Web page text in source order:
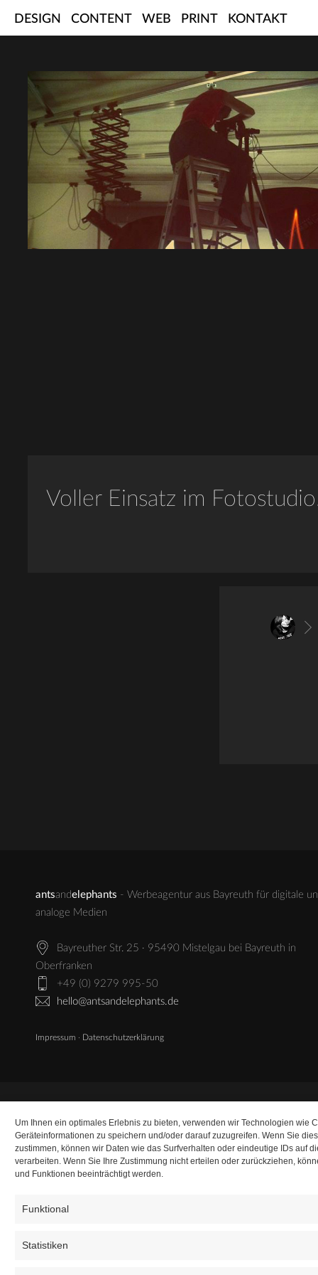
Um Ihnen ein optimales Erlebnis zu bieten, verwenden wir Technologien wie
Geräteinformationen zu speichern und/oder darauf zuzugreifen. Wenn Sie
zustimmen, können wir Daten wie das Surfverhalten oder eindeutige IDs auf
verarbeiten. Wenn Sie Ihre Zustimmung nicht erteilen oder zurückziehen,
und Funktionen beeinträchtigt werden.
Funktional
Statistiken
DESIGN CONTENT WEB PRINT KONTAKT
Voller Einsatz im
antsandelephants - Werbeagentur aus Bayreuth für digitale
analoge Medien
Bayreuther Str. 25 · 95490 Mistelgau bei Bayreuth in
Oberfranken
+49 (0) 9279 995-50
hello@antsandelephants.de
Impressum · Datenschutzerklärung